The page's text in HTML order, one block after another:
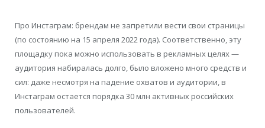
Про Инстаграм: брендам не запретили вести свои страницы
(по состоянию на 15 апреля 2022 года). Соответственно, эту
площадку пока можно использовать в рекламных целях —
аудитория набиралась долго, было вложено много средств и
сил: даже несмотря на падение охватов и аудитории, в
Инстаграм остается порядка 30 млн активных российских
пользователей.